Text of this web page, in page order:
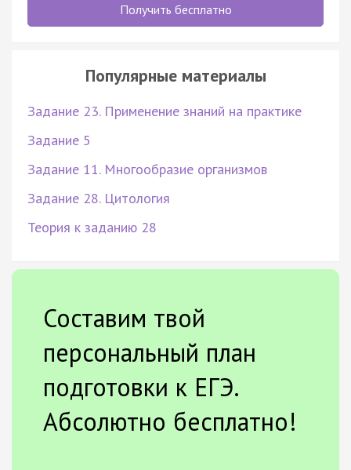
Получить бесплатно
Популярные материалы
Задание 23. Применение знаний на практике
Задание 5
Задание 11. Многообразие организмов
Задание 28. Цитология
Теория к заданию 28
Составим твой
персональный план
подготовки к ЕГЭ.
Абсолютно бесплатно!